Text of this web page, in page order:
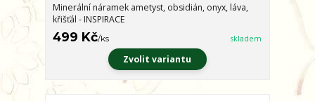
Minerální náramek ametyst, obsidián, onyx, láva,
křišťál - INSPIRACE
499 Kč/ks skladem
Zvolit variantu